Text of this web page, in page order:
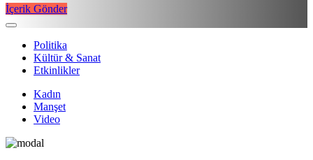
İçerik Gönder
Politika
Kültür & Sanat
Etkinlikler
Kadın
Manşet
Video